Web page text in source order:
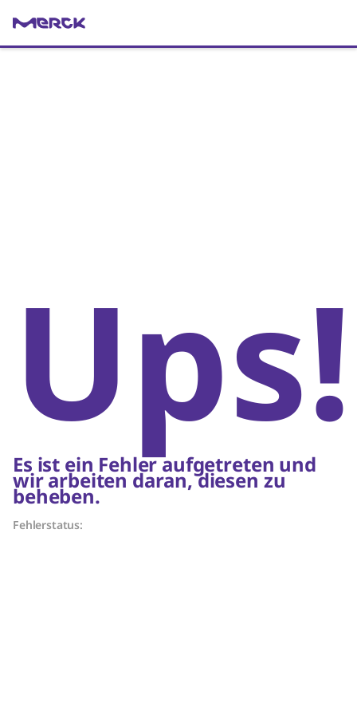
Ups!
Es ist ein Fehler aufgetreten und
wir arbeiten daran, diesen zu
beheben.
Fehlerstatus: